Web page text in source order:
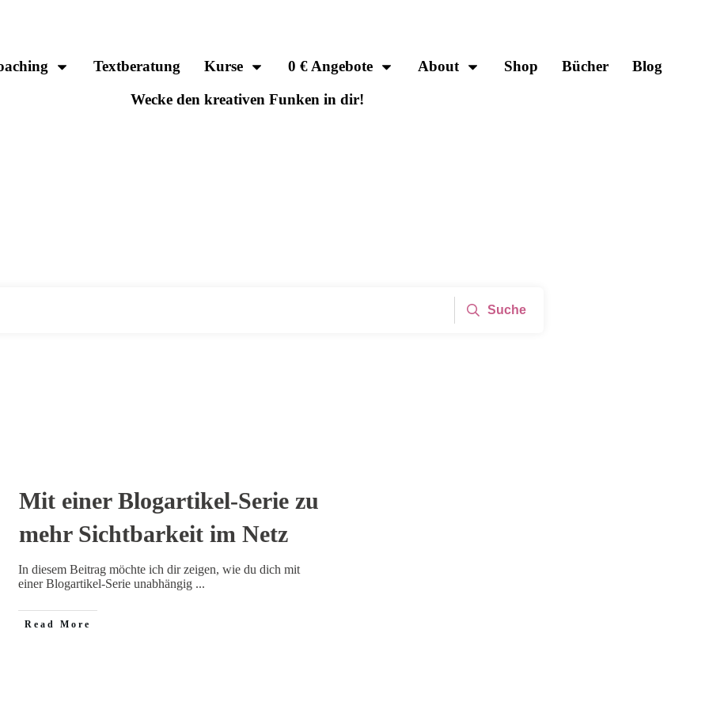
Textberatung Kurse 0 € Angebote About Shop Bücher
Blog
Wecke den kreativen Funken in dir!
Suche
Mit einer Blogartikel-Serie zu
mehr Sichtbarkeit im Netz
In diesem Beitrag möchte ich dir zeigen, wie du dich mit
einer Blogartikel-Serie unabhängig ...
Read More